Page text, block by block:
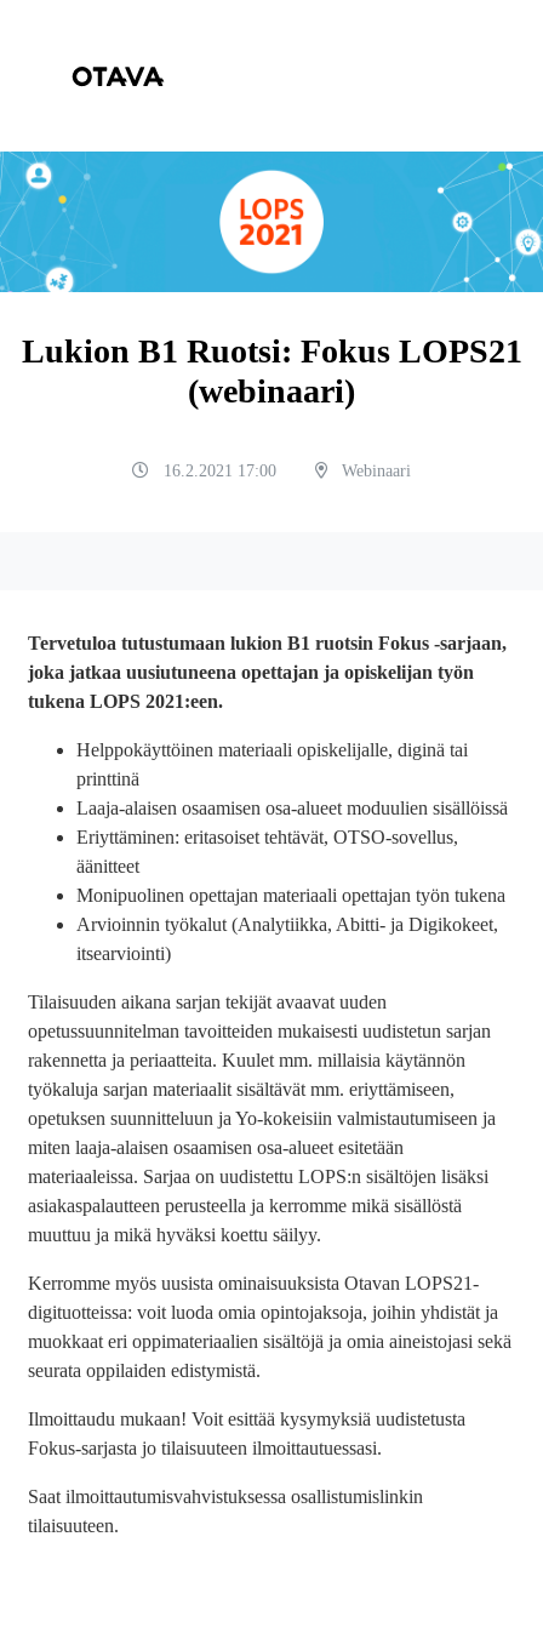
Lukion B1 Ruotsi: Fokus LOPS21
(webinaari)
16.2.2021 17:00 Webinaari
Tervetuloa tutustumaan lukion B1 ruotsin Fokus -sarjaan,
joka jatkaa uusiutuneena opettajan ja opiskelijan työn
tukena LOPS 2021:een.
Helppokäyttöinen materiaali opiskelijalle, diginä tai
printtinä
Laaja-alaisen osaamisen osa-alueet moduulien sisällöissä
Eriyttäminen: eritasoiset tehtävät, OTSO-sovellus,
äänitteet
Monipuolinen opettajan materiaali opettajan työn tukena
Arvioinnin työkalut (Analytiikka, Abitti- ja Digikokeet,
itsearviointi)
Tilaisuuden aikana sarjan tekijät avaavat uuden
opetussuunnitelman tavoitteiden mukaisesti uudistetun sarjan
rakennetta ja periaatteita. Kuulet mm. millaisia käytännön
työkaluja sarjan materiaalit sisältävät mm. eriyttämiseen,
opetuksen suunnitteluun ja Yo-kokeisiin valmistautumiseen ja
miten laaja-alaisen osaamisen osa-alueet esitetään
materiaaleissa. Sarjaa on uudistettu LOPS:n sisältöjen lisäksi
asiakaspalautteen perusteella ja kerromme mikä sisällöstä
muuttuu ja mikä hyväksi koettu säilyy.
Kerromme myös uusista ominaisuuksista Otavan LOPS21-
digituotteissa: voit luoda omia opintojaksoja, joihin yhdistät ja
muokkaat eri oppimateriaalien sisältöjä ja omia aineistojasi sekä
seurata oppilaiden edistymistä.
Ilmoittaudu mukaan! Voit esittää kysymyksiä uudistetusta
Fokus-sarjasta jo tilaisuuteen ilmoittautuessasi.
Saat ilmoittautumisvahvistuksessa osallistumislinkin
tilaisuuteen.